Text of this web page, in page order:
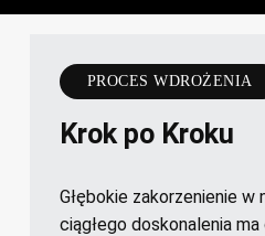
PROCES WDROŻENIA
Krok po Kroku
Głębokie zakorzenienie w
ciągłego doskonalenia